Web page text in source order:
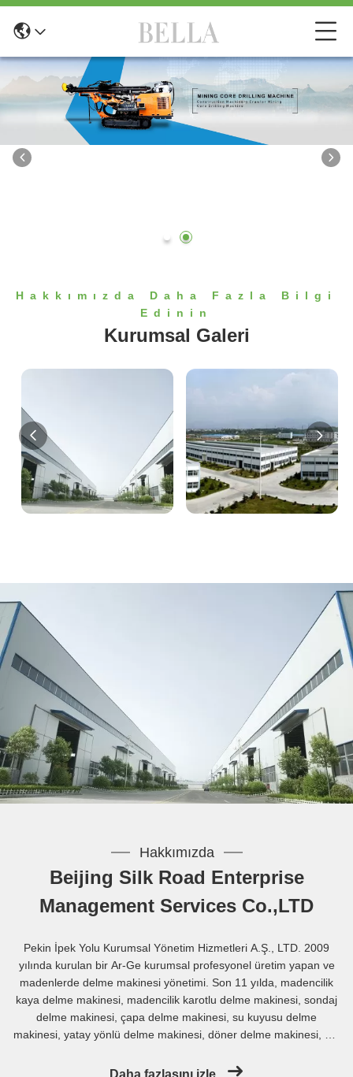
Hakkımızda Daha Fazla Bilgi
Edinin
Kurumsal Galeri
Hakkımızda
Beijing Silk Road Enterprise
Management Services Co.,LTD
Pekin İpek Yolu Kurumsal Yönetim Hizmetleri A.Ş., LTD. 2009
yılında kurulan bir Ar-Ge kurumsal profesyonel üretim yapan ve
madenlerde delme makinesi yönetimi. Son 11 yılda, madencilik
kaya delme makinesi, madencilik karotlu delme makinesi, sondaj
delme makinesi, çapa delme makinesi, su kuyusu delme
makinesi, yatay yönlü delme makinesi, döner delme makinesi, dth
sondaj makine, kullanıcıların çoğunluğunun oybirliği ile
Daha fazlasını izle